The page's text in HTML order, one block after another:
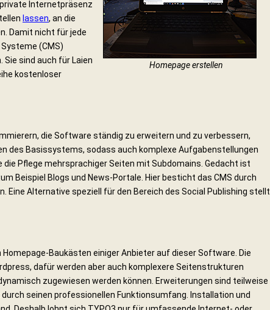
Homepage erstellen
Internetpräsenz
lassen, an die
Damit nicht für jede
(CMS)
sind auch für Laien
kostenloser
die Software ständig zu erweitern und zu verbessern,
des Basissystems, sodass auch komplexe Aufgabenstellungen
Pflege mehrsprachiger Seiten mit Subdomains. Gedacht ist
Beispiel Blogs und News-Portale. Hier besticht das CMS durch
Eine Alternative speziell für den Bereich des Social Publishing stellt
Baukästen einiger Anbieter auf dieser Software. Die
dafür werden aber auch komplexere Seitenstrukturen
zugewiesen werden können. Erweiterungen sind teilweise
seinen professionellen Funktionsumfang. Installation und